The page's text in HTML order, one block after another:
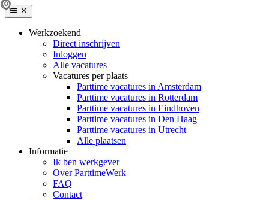
Werkzoekend
Direct inschrijven
Inloggen
Alle vacatures
Vacatures per plaats
Parttime vacatures in Amsterdam
Parttime vacatures in Rotterdam
Parttime vacatures in Eindhoven
Parttime vacatures in Den Haag
Parttime vacatures in Utrecht
Alle plaatsen
Informatie
Ik ben werkgever
Over ParttimeWerk
FAQ
Contact